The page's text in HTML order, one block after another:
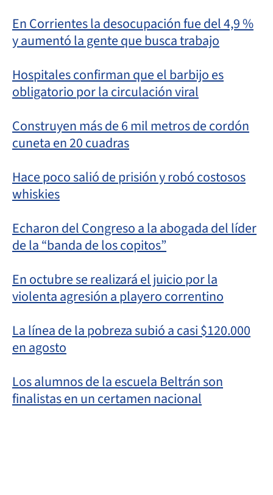
En Corrientes la desocupación fue del 4,9 %
y aumentó la gente que busca trabajo
Hospitales confirman que el barbijo es
obligatorio por la circulación viral
Construyen más de 6 mil metros de cordón
cuneta en 20 cuadras
Hace poco salió de prisión y robó costosos
whiskies
Echaron del Congreso a la abogada del líder
de la “banda de los copitos”
En octubre se realizará el juicio por la
violenta agresión a playero correntino
La línea de la pobreza subió a casi $120.000
en agosto
Los alumnos de la escuela Beltrán son
finalistas en un certamen nacional